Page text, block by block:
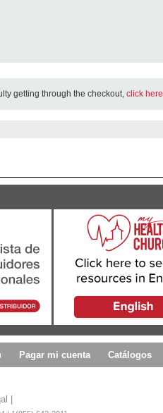
getting through the checkout, click here
Pagar mi cuenta Catálogos